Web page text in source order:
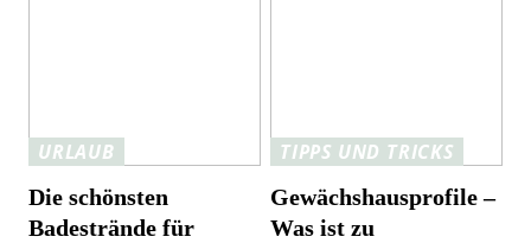
URLAUB
Die schönsten
Badestrände für
TIPPS UND TRICKS
Gewächshausprofile –
Was ist zu